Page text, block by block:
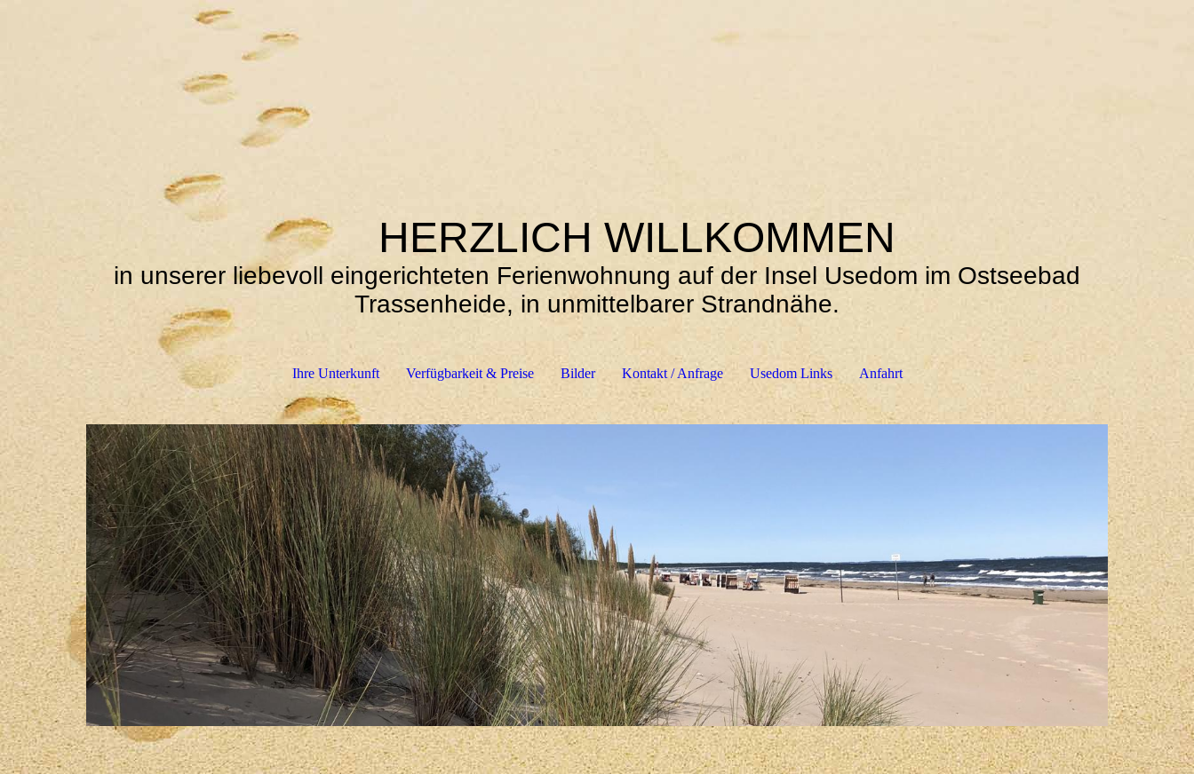
HERZLICH WILLKOMMEN
in unserer liebevoll eingerichteten Ferienwohnung auf der Insel Usedom im Ostseebad
Trassenheide, in unmittelbarer Strandnähe.
Ihre Unterkunft Verfügbarkeit & Preise Bilder Kontakt / Anfrage Usedom Links Anfahrt